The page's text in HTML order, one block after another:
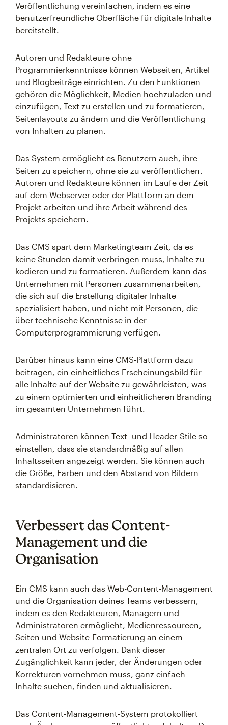
Veröffentlichung vereinfachen, indem es eine
benutzerfreundliche Oberfläche für digitale Inhalte
bereitstellt.
Autoren und Redakteure ohne
Programmierkenntnisse können Webseiten, Artikel
und Blogbeiträge einrichten. Zu den Funktionen
gehören die Möglichkeit, Medien hochzuladen und
einzufügen, Text zu erstellen und zu formatieren,
Seitenlayouts zu ändern und die Veröffentlichung
von Inhalten zu planen.
Das System ermöglicht es Benutzern auch, ihre
Seiten zu speichern, ohne sie zu veröffentlichen.
Autoren und Redakteure können im Laufe der Zeit
auf dem Webserver oder der Plattform an dem
Projekt arbeiten und ihre Arbeit während des
Projekts speichern.
Das CMS spart dem Marketingteam Zeit, da es
keine Stunden damit verbringen muss, Inhalte zu
kodieren und zu formatieren. Außerdem kann das
Unternehmen mit Personen zusammenarbeiten,
die sich auf die Erstellung digitaler Inhalte
spezialisiert haben, und nicht mit Personen, die
über technische Kenntnisse in der
Computerprogrammierung verfügen.
Darüber hinaus kann eine CMS-Plattform dazu
beitragen, ein einheitliches Erscheinungsbild für
alle Inhalte auf der Website zu gewährleisten, was
zu einem optimierten und einheitlicheren Branding
im gesamten Unternehmen führt.
Administratoren können Text- und Header-Stile so
einstellen, dass sie standardmäßig auf allen
Inhaltsseiten angezeigt werden. Sie können auch
die Größe, Farben und den Abstand von Bildern
standardisieren.
Verbessert das Content-
Management und die
Organisation
Ein CMS kann auch das Web-Content-Management
und die Organisation deines Teams verbessern,
indem es den Redakteuren, Managern und
Administratoren ermöglicht, Medienressourcen,
Seiten und Website-Formatierung an einem
zentralen Ort zu verfolgen. Dank dieser
Zugänglichkeit kann jeder, der Änderungen oder
Korrekturen vornehmen muss, ganz einfach
Inhalte suchen, finden und aktualisieren.
Das Content-Management-System protokolliert